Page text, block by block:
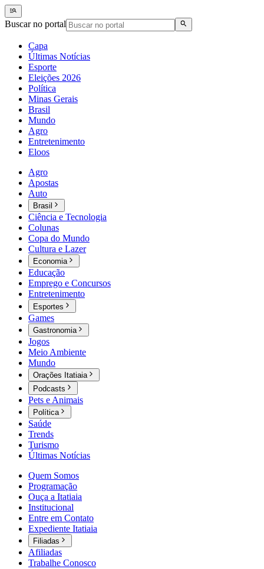
Buscar no portal
Capa
Últimas Notícias
Esporte
Eleições 2026
Política
Minas Gerais
Brasil
Mundo
Agro
Entretenimento
Eloos
Agro
Apostas
Auto
Brasil
Ciência e Tecnologia
Colunas
Copa do Mundo
Cultura e Lazer
Economia
Educação
Emprego e Concursos
Entretenimento
Esportes
Games
Gastronomia
Jogos
Meio Ambiente
Mundo
Orações Itatiaia
Podcasts
Pets e Animais
Política
Saúde
Trends
Turismo
Últimas Notícias
Quem Somos
Programação
Ouça a Itatiaia
Institucional
Entre em Contato
Expediente Itatiaia
Filiadas
Afiliadas
Trabalhe Conosco